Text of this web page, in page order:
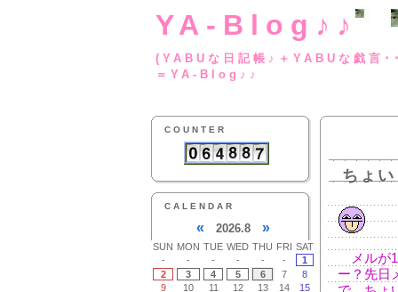
YA-Blog♪♪
(YABUな日記帳♪
＝YA-Blog♪♪
COUNTER
CALENDAR
« 2026.8 »
SUN MON TUE WED THU FRI SAT
-
- - - - -
1
2
3 4 5 6 7
8
9
10 11 12 13 14
15
ちょ
メルが1
ー？先日